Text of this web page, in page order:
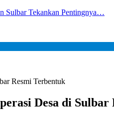
Sulbar Tekankan Pentingnya…
Resmi Terbentuk
Desa di Sulbar